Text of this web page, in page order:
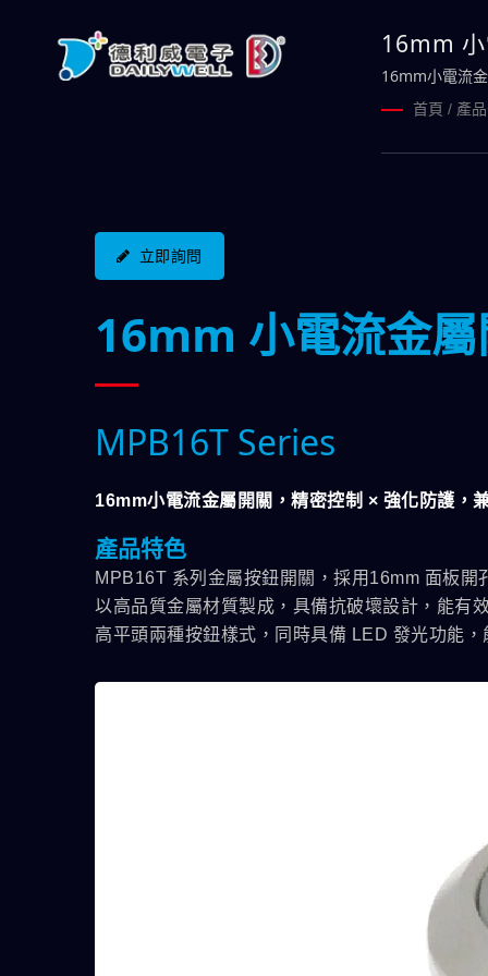
16mm
16mm小電流
我而有了秩序
首頁 / 產
立即詢問
16mm 小電流金
MPB16T Series
16mm小電流金屬開關，精密控制 × 強化防護，
產品特色
MPB16T 系列金屬按鈕開關，採用16mm 面板
以高品質金屬材質製成，具備抗破壞設計，能有
高平頭兩種按鈕樣式，同時具備 LED 發光功能